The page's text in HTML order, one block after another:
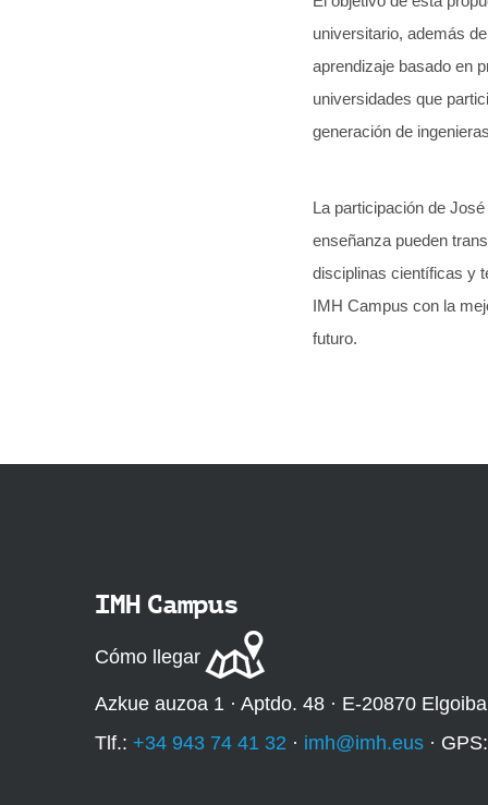
universitario, además
aprendizaje basado en
universidades que
generación de
La participación de
enseñanza pueden
disciplinas científicas y
IMH Campus con la
futuro.
IMH Campus
Cómo llegar
Azkue auzoa 1 · Aptdo. 48 · E-20870
Tlf.: +34 943 74 41 32 · imh@imh.eus · GPS: